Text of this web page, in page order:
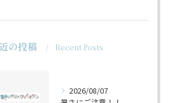
の投稿 Recent Posts
2026/08/07